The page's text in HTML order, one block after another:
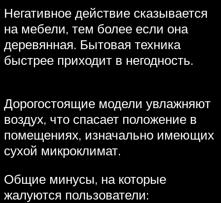
Негативное действие сказывается
на мебели, тем более если она
деревянная. Бытовая техника
быстрее приходит в негодность.
Дорогостоящие модели увлажняют
воздух, что спасает положение в
помещениях, изначально имеющих
сухой микроклимат.
Общие минусы, на которые
жалуются пользователи: